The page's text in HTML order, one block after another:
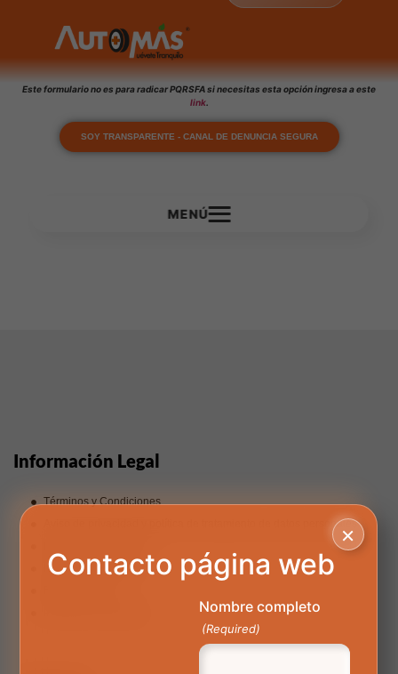
Este formulario no es para radicar PQRSFA si necesitas esta opción ingresa a este
link.
SOY TRANSPARENTE - CANAL DE DENUNCIA SEGURA
Información Legal
Términos y Condiciones
Aviso de privacidad y política de tratamiento de datos personales
Línea Ética AutoMás
MENÚ
×
Contacto página web
Nombre completo
(Required)